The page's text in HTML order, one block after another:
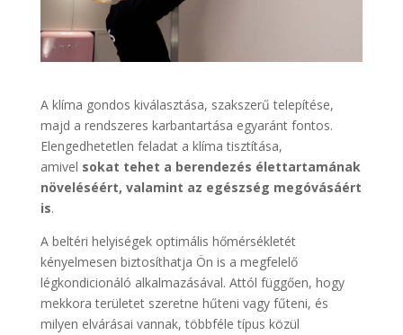
A klíma gondos kiválasztása, szakszerű telepítése,
majd a rendszeres karbantartása egyaránt fontos.
Elengedhetetlen feladat a klíma tisztítása,
amivel sokat tehet a berendezés élettartamának
növeléséért, valamint az egészség megóvásáért
is.
A beltéri helyiségek optimális hőmérsékletét
kényelmesen biztosíthatja Ön is a megfelelő
légkondicionáló alkalmazásával. Attól függően, hogy
mekkora területet szeretne hűteni vagy fűteni, és
milyen elvárásai vannak, többféle típus közül